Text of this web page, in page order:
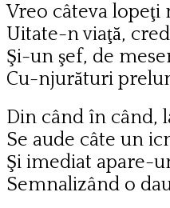
Vreo câteva lopeţi
Uitate-n viaţă,
Şi-un şef, de
Cu-njurături
Din când în când,
Se aude câte un
Şi imediat apare-
Semnalizând o